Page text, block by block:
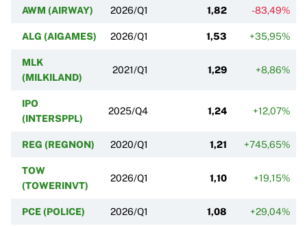
AWM (AIRWAY) 2026/Q1 1,82 -83,49%
ALG (AIGAMES) 2026/Q1 1,53 +35,95%
MLK
(MILKILAND)
2021/Q1 1,29 +8,86%
IPO
(INTERSPPL)
2025/Q4 1,24 +12,07%
REG (REGNON) 2020/Q1 1,21 +745,65%
TOW
(TOWERINVT)
2026/Q1 1,10 +19,15%
PCE (POLICE) 2026/Q1 1,08 +29,04%